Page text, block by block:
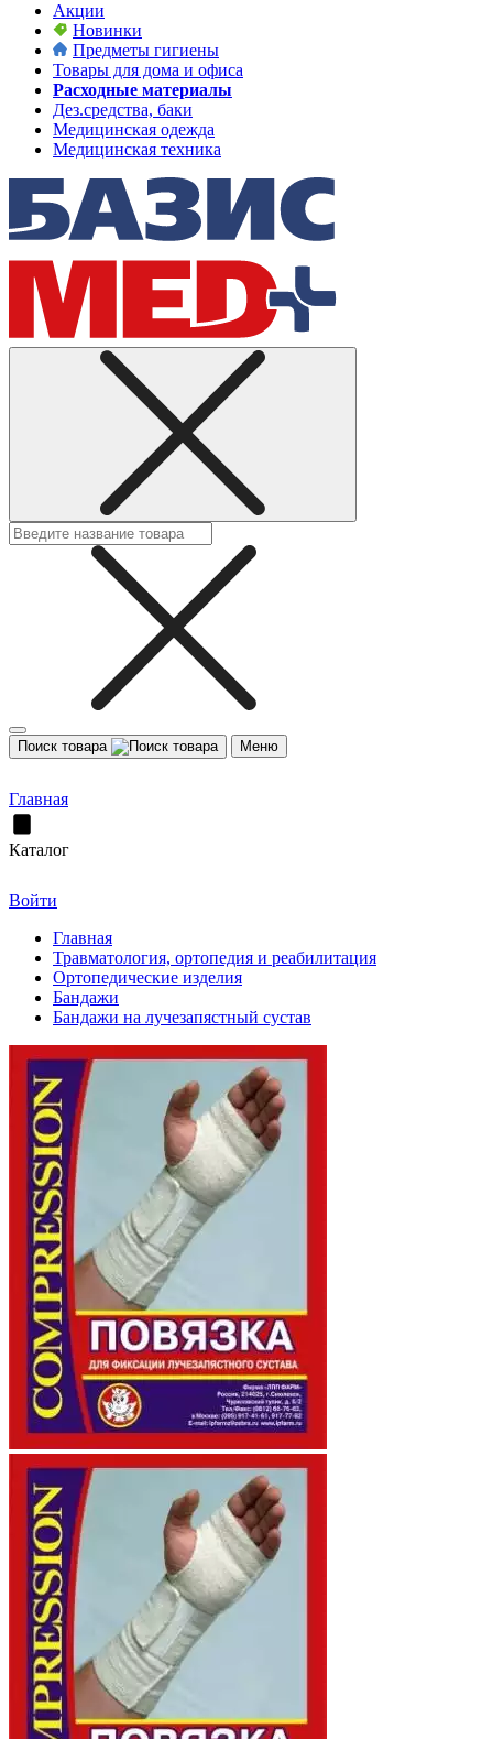
Акции
Новинки
Предметы гигиены
Товары для дома и офиса
Расходные материалы
Дез.средства, баки
Медицинская одежда
Медицинская техника
Поиск товара Меню
Главная
Каталог
Войти
Главная
Травматология, ортопедия и реабилитация
Ортопедические изделия
Бандажи
Бандажи на лучезапястный сустав